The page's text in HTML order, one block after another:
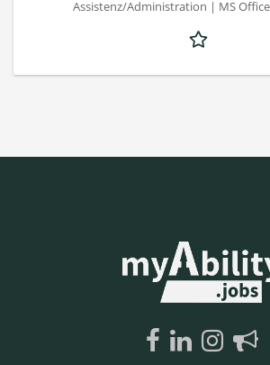
Assistenz/Administration | MS